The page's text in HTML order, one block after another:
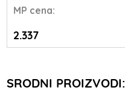
MP cena:
2.337
SRODNI PROIZVODI: